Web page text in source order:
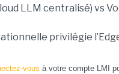
LLM centralisé) vs
privilégie
vous à votre compte LMI